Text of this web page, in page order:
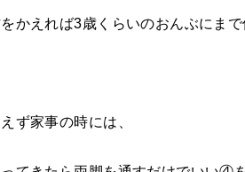
かえれば3歳くらいのおんぶにま
ず家事の時には、